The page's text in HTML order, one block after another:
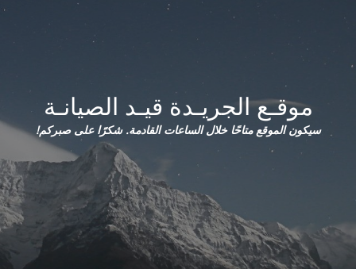
موقـع الجريـدة قيـد الصيانـة
سيكون الموقع متاحًا خلال الساعات القادمة. شكرًا على صبركم!